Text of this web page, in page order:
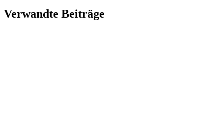
Verwandte Beiträge